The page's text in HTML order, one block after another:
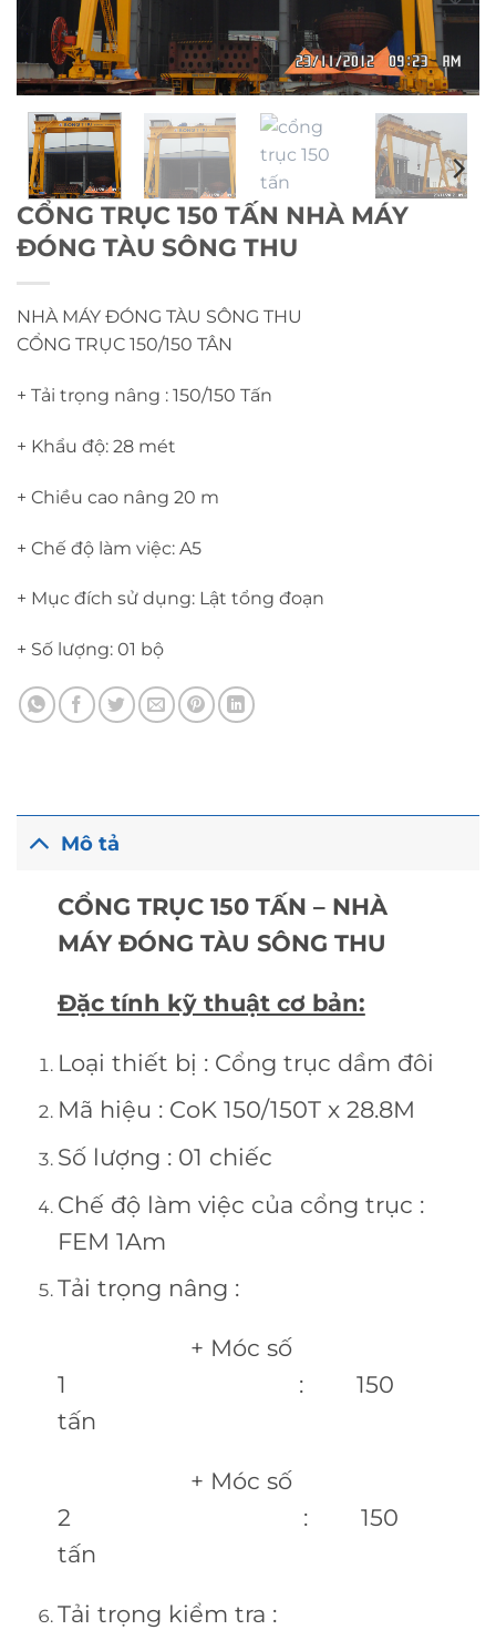
CỔNG TRỤC 150 TẤN NHÀ MÁY
ĐÓNG TÀU SÔNG THU
NHÀ MÁY ĐÓNG TÀU SÔNG THU
CỔNG TRỤC 150/150 TÂN
+ Tải trọng nâng : 150/150 Tấn
+ Khẩu độ: 28 mét
+ Chiều cao nâng 20 m
+ Chế độ làm việc: A5
+ Mục đích sử dụng: Lật tổng đoạn
+ Số lượng: 01 bộ
Mô tả
CỔNG TRỤC 150 TẤN – NHÀ
MÁY ĐÓNG TÀU SÔNG THU
Đặc tính kỹ thuật cơ bản:
Loại thiết bị : Cổng trục dầm đôi
Mã hiệu : CoK 150/150T x 28.8M
Số lượng : 01 chiếc
Chế độ làm việc của cổng trục :
FEM 1Am
Tải trọng nâng :
+ Móc số
1 : 150
tấn
+ Móc số
2 : 150
tấn
Tải trọng kiểm tra :